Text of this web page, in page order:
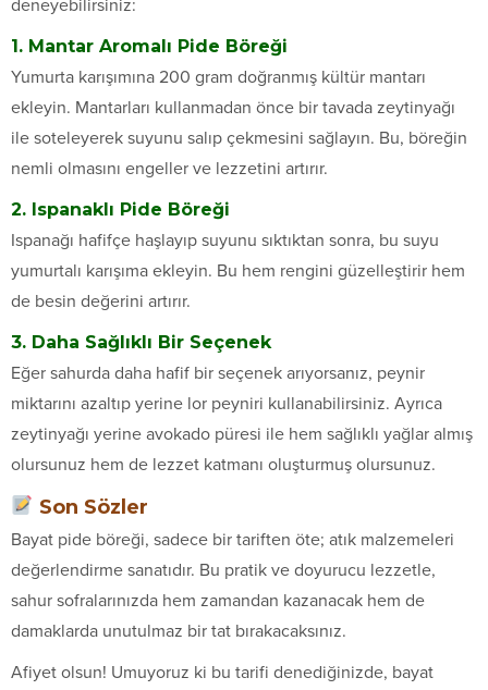
deneyebilirsiniz:
1. Mantar Aromalı Pide Böreği
Yumurta karışımına 200 gram doğranmış kültür mantarı
ekleyin. Mantarları kullanmadan önce bir tavada zeytinyağı
ile soteleyerek suyunu salıp çekmesini sağlayın. Bu, böreğin
nemli olmasını engeller ve lezzetini artırır.
2. Ispanaklı Pide Böreği
Ispanağı hafifçe haşlayıp suyunu sıktıktan sonra, bu suyu
yumurtalı karışıma ekleyin. Bu hem rengini güzelleştirir hem
de besin değerini artırır.
3. Daha Sağlıklı Bir Seçenek
Eğer sahurda daha hafif bir seçenek arıyorsanız, peynir
miktarını azaltıp yerine lor peyniri kullanabilirsiniz. Ayrıca
zeytinyağı yerine avokado püresi ile hem sağlıklı yağlar almış
olursunuz hem de lezzet katmanı oluşturmuş olursunuz.
Son Sözler
Bayat pide böreği, sadece bir tariften öte; atık malzemeleri
değerlendirme sanatıdır. Bu pratik ve doyurucu lezzetle,
sahur sofralarınızda hem zamandan kazanacak hem de
damaklarda unutulmaz bir tat bırakacaksınız.
Afiyet olsun! Umuyoruz ki bu tarifi denediğinizde, bayat